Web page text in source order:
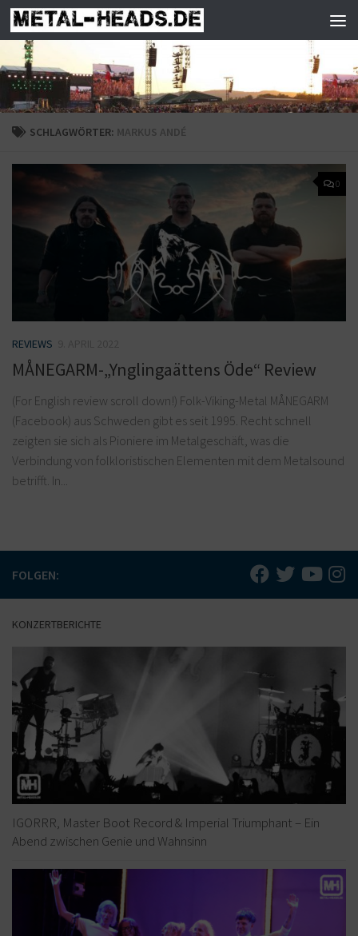
Zum Inhalt springen
SCHLAGWÖRTER: MARKUS ANDÉ
0
REVIEWS
MÅNEGARM-„Ynglingaättens Öde“ Review
(For English review scroll down!) Folk-Viking-Metal MÅNEGARM
(Facebook) aus Schweden gibt es seit 1995. Recht schnell
zeigten sie sich als Pioniere im Metalgeschäft, was die
Verbindung von folkloristischen Elementen mit dem Metalsound
betrifft. In...
FOLGEN:
KONZERTBERICHTE
IGORRR, Master Boot Record & Imperial Triumphant – Ein
Abend zwischen Genie und Wahnsinn